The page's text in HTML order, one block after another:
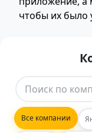
чтобы их было
Все компании